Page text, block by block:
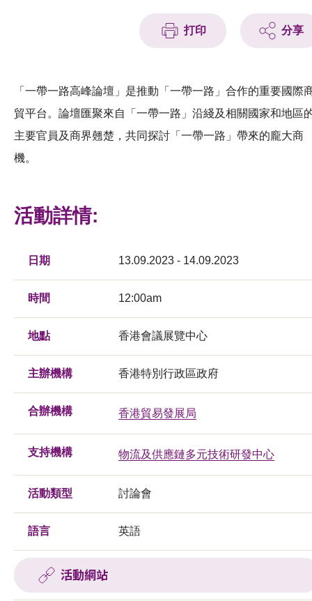
科技分享
會籍
打印 分享
「一帶一路高峰論壇」是推動「一帶一路」合作的重要國際
貿平台。論壇匯聚來自「一帶一路」沿綫及相關國家和地區
主要官員及商界翹楚，共同探討「一帶一路」帶來的龐大商
機。
活動詳情:
日期 13.09.2023 - 14.09.2023
時間 12:00am
地點 香港會議展覽中心
主辦機構 香港特別行政區政府
合辦機構 香港貿易發展局
支持機構 物流及供應鏈多元技術研發中心
活動類型 討論會
語言 英語
活動網站